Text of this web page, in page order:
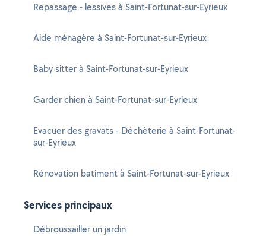
Repassage - lessives à Saint-Fortunat-sur-Eyrieux
Aide ménagère à Saint-Fortunat-sur-Eyrieux
Baby sitter à Saint-Fortunat-sur-Eyrieux
Garder chien à Saint-Fortunat-sur-Eyrieux
Evacuer des gravats - Déchèterie à Saint-Fortunat-
sur-Eyrieux
Rénovation batiment à Saint-Fortunat-sur-Eyrieux
Services principaux
Débroussailler un jardin